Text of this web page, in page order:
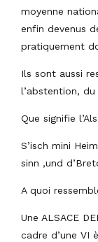
moyenne
enfin devenus
pratiquement
Ils sont aussi
l’abstention,
Que signifie
S’isch mini
sinn ,und
A quoi
Une ALSACE
cadre d’une VI